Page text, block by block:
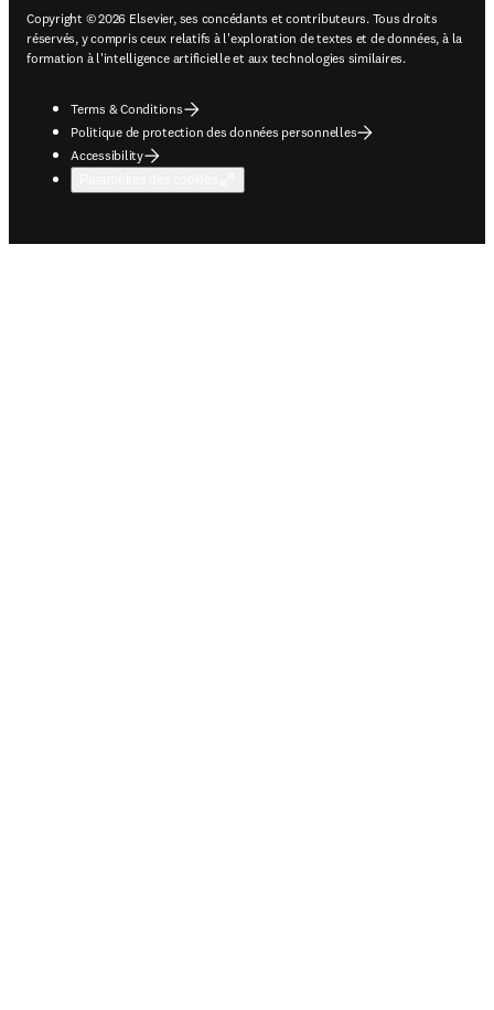
Copyright © 2026 Elsevier, ses concédants et contributeurs. Tous droits
réservés, y compris ceux relatifs à l'exploration de textes et de données, à la
formation à l'intelligence artificielle et aux technologies similaires.
Terms & Conditions
Politique de protection des données personnelles
Accessibility